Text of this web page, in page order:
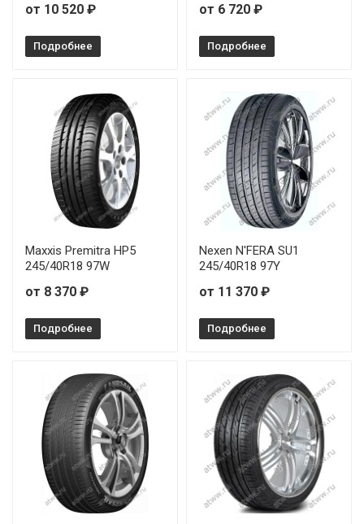
от 10 520 ₽
Подробнее
от 6 720 ₽
Подробнее
Maxxis Premitra HP5
245/40R18 97W
от 8 370 ₽
Подробнее
Nexen N'FERA SU1
245/40R18 97Y
от 11 370 ₽
Подробнее